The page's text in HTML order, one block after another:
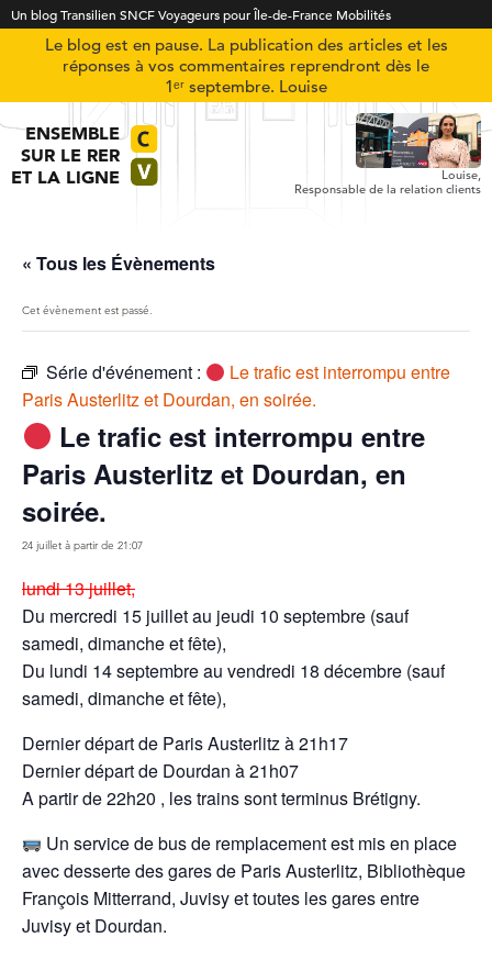
Un blog Transilien SNCF Voyageurs pour Île-de-France Mobilités
Le blog est en pause. La publication des articles et les
réponses à vos commentaires reprendront dès le
1ᵉʳ septembre. Louise
ENSEMBLE
SUR LE RER
ET LA LIGNE
Louise,
Responsable de la relation clients
« Tous les Évènements
Cet évènement est passé.
Série d'événement :
Le trafic est interrompu entre
Paris Austerlitz et Dourdan, en soirée.
Le trafic est interrompu entre
Paris Austerlitz et Dourdan, en
soirée.
24 juillet à partir de 21:07
lundi 13 juillet,
Du mercredi 15 juillet au jeudi 10 septembre (sauf
samedi, dimanche et fête),
Du lundi 14 septembre au vendredi 18 décembre (sauf
samedi, dimanche et fête),
Dernier départ de Paris Austerlitz à 21h17
Dernier départ de Dourdan à 21h07
A partir de 22h20 , les trains sont terminus Brétigny.
Un service de bus de remplacement est mis en place
avec desserte des gares de Paris Austerlitz, Bibliothèque
François Mitterrand, Juvisy et toutes les gares entre
Juvisy et Dourdan.